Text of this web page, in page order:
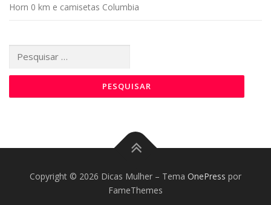
Horn 0 km e camisetas Columbia
por:
Copyright © 2026 Dicas Mulher – Tema OnePress por
FameThemes